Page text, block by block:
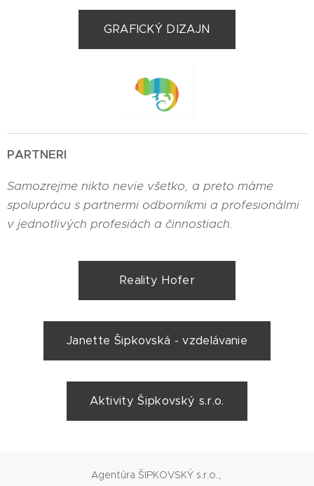
GRAFICKÝ DIZAJN
PARTNERI
Samozrejme nikto nevie všetko, a preto máme
spoluprácu s partnermi odborníkmi a profesionálmi
v jednotlivých profesiách a činnostiach.
Reality Hofer
Janette Šipkovská - vzdelávanie
Aktivity Šipkovský s.r.o.
Agentúra ŠIPKOVSKÝ s.r.o.,